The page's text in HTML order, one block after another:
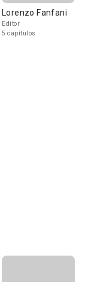
Lorenzo Fanfani
Editor
5 capítulos